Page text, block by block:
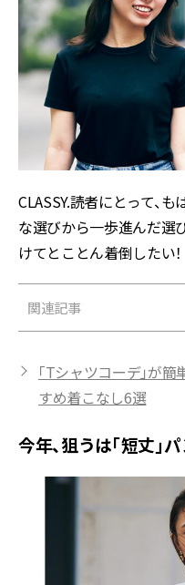
CLASSY.読者にとって、
な選びから一歩進んだ選
けてとことん着倒したい！
関連記事
「Tシャツコーデ」が
すめ着こなし6選
今年、狙うは「短丈